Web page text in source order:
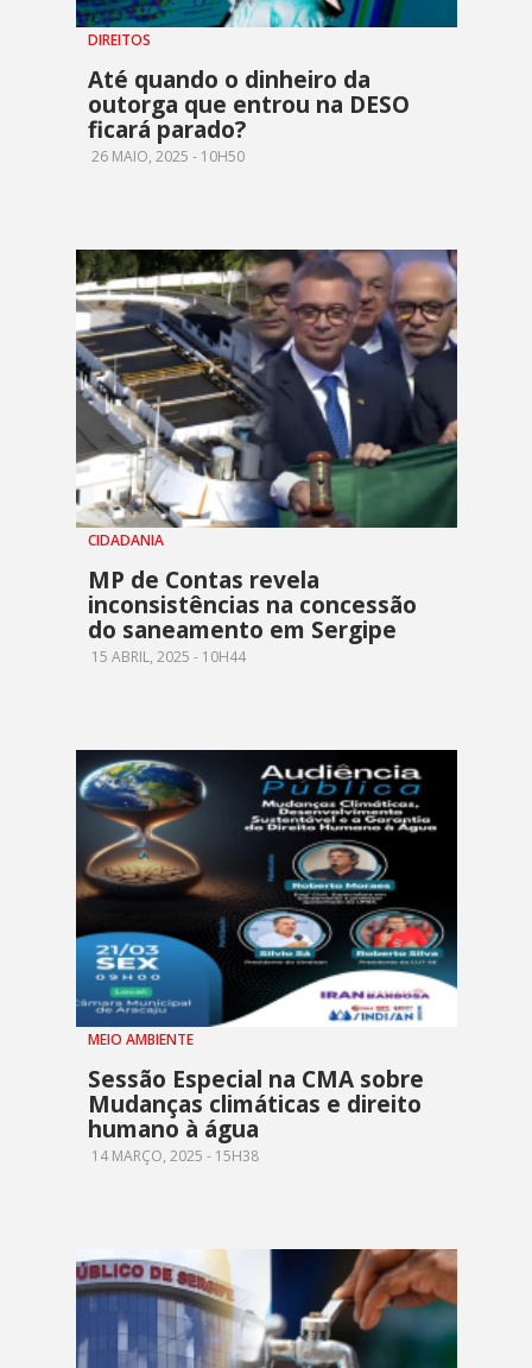
DIREITOS
Até quando o dinheiro da
outorga que entrou na DESO
ficará parado?
26 MAIO, 2025 - 10H50
CIDADANIA
MP de Contas revela
inconsistências na concessão
do saneamento em Sergipe
15 ABRIL, 2025 - 10H44
MEIO AMBIENTE
Sessão Especial na CMA sobre
Mudanças climáticas e direito
humano à água
14 MARÇO, 2025 - 15H38